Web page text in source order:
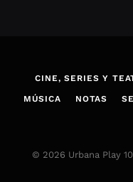
CINE, SERIES Y
MÚSICA NOTAS
© 2026 Urbana Play